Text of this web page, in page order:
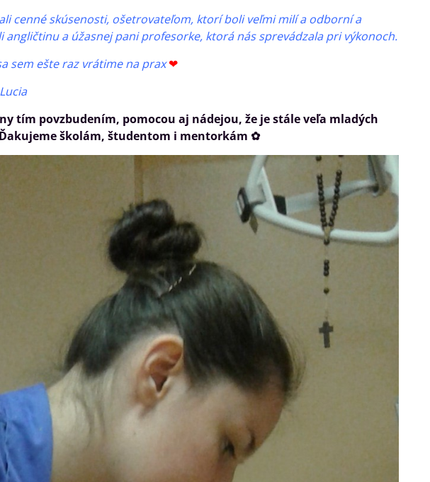
cenné skúsenosti, ošetrovateľom, ktorí boli veľmi milí a odborní a
a úžasnej pani profesorke, ktorá nás sprevádzala pri výkonoch.
sem ešte raz vrátime na prax❤
tím povzbudením, pomocou aj nádejou, že je stále veľa mladých
školám, študentom i mentorkám ✿